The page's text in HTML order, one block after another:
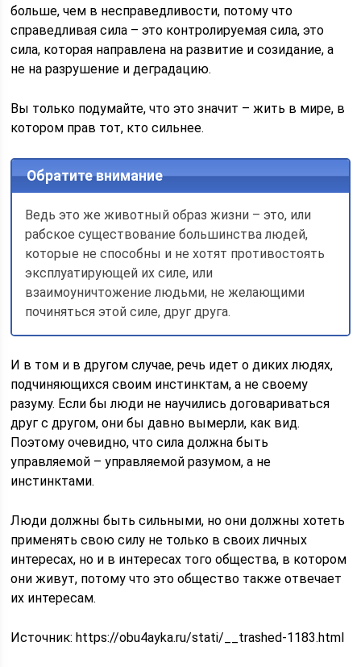
больше, чем в несправедливости, потому что
справедливая сила – это контролируемая сила, это
сила, которая направлена на развитие и созидание, а
не на разрушение и деградацию.
Вы только подумайте, что это значит – жить в мире, в
котором прав тот, кто сильнее.
Обратите внимание
Ведь это же животный образ жизни – это, или
рабское существование большинства людей,
которые не способны и не хотят противостоять
эксплуатирующей их силе, или
взаимоуничтожение людьми, не желающими
починяться этой силе, друг друга.
И в том и в другом случае, речь идет о диких людях,
подчиняющихся своим инстинктам, а не своему
разуму. Если бы люди не научились договариваться
друг с другом, они бы давно вымерли, как вид.
Поэтому очевидно, что сила должна быть
управляемой – управляемой разумом, а не
инстинктами.
Люди должны быть сильными, но они должны хотеть
применять свою силу не только в своих личных
интересах, но и в интересах того общества, в котором
они живут, потому что это общество также отвечает
их интересам.
Источник: https://obu4ayka.ru/stati/__trashed-1183.html